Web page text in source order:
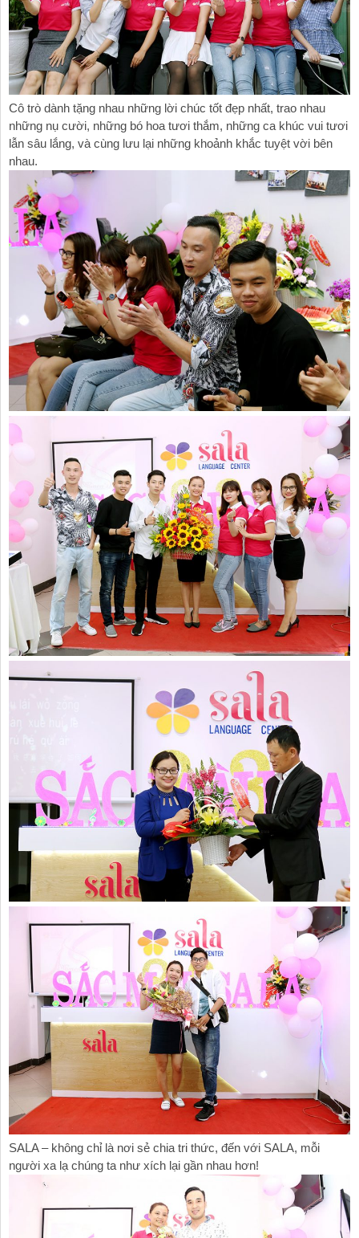
Cô trò dành tặng nhau những lời chúc tốt đẹp nhất, trao nhau
những nụ cười, những bó hoa tươi thắm, những ca khúc vui tươi
lẫn sâu lắng, và cùng lưu lại những khoảnh khắc tuyệt vời bên
nhau.
SALA – không chỉ là nơi sẻ chia tri thức, đến với SALA, mỗi
người xa lạ chúng ta như xích lại gần nhau hơn!